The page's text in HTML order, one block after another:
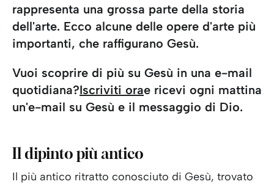
rappresenta una grossa parte della storia
dell'arte. Ecco alcune delle opere d'arte più
importanti, che raffigurano Gesù.
Vuoi scoprire di più su Gesù in una e-mail
quotidiana?Iscriviti orae ricevi ogni mattina
un'e-mail su Gesù e il messaggio di Dio.
Il dipinto più antico
Il più antico ritratto conosciuto di Gesù, trovato